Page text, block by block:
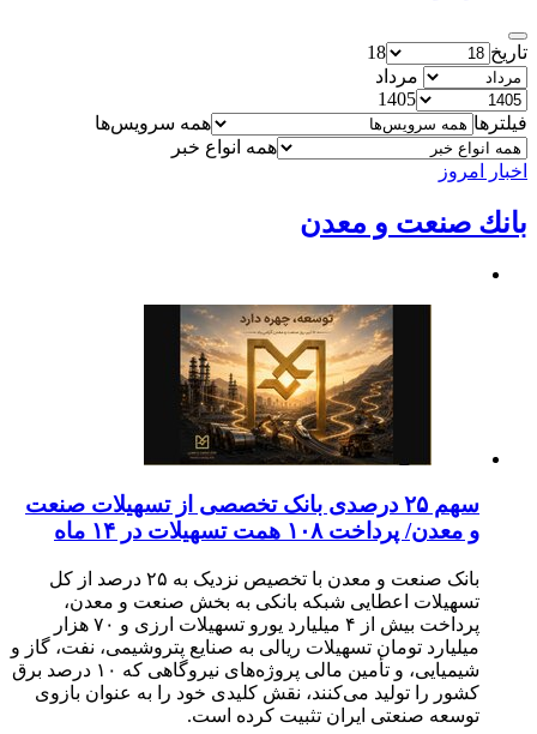
تاریخ
18
مرداد
1405
فیلترها
همه سرویس‌ها
همه انواع خبر
اخبار امروز
بانك صنعت و معدن
سهم ۲۵ درصدی بانک تخصصی از تسهیلات صنعت
و معدن/ پرداخت ۱۰۸ همت تسهیلات در ۱۴ ماه
بانک صنعت و معدن با تخصیص نزدیک به ۲۵ درصد از کل
تسهیلات اعطایی شبکه بانکی به بخش صنعت و معدن،
پرداخت بیش از ۴ میلیارد یورو تسهیلات ارزی و ۷۰ هزار
میلیارد تومان تسهیلات ریالی به صنایع پتروشیمی، نفت، گاز و
شیمیایی، و تأمین مالی پروژه‌های نیروگاهی که ۱۰ درصد برق
کشور را تولید می‌کنند، نقش کلیدی خود را به عنوان بازوی
توسعه صنعتی ایران تثبیت کرده است.